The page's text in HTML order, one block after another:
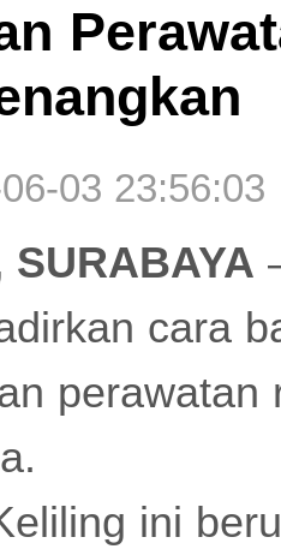
03 23:56:03
SURABAYA
cara
perawatan
ini